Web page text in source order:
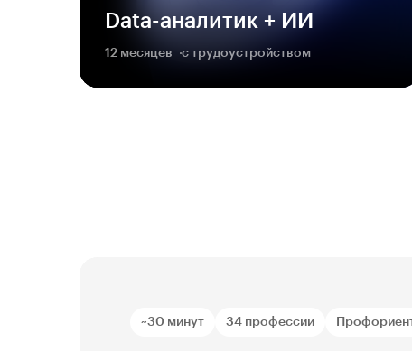
Data-аналитик + ИИ
12 месяцев с трудоустройством
~30 минут 34 профессии